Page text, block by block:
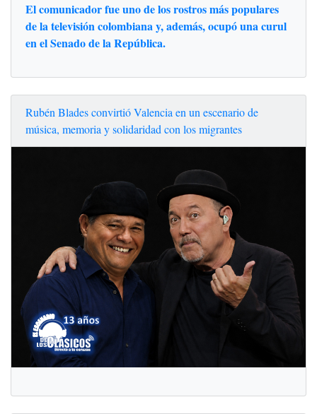
El comunicador fue uno de los rostros más populares
de la televisión colombiana y, además, ocupó una curul
en el Senado de la República.
Rubén Blades convirtió Valencia en un escenario de
música, memoria y solidaridad con los migrantes